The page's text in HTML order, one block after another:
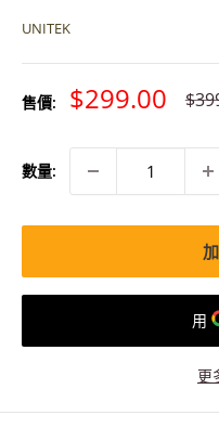
UNITEK
售價: 特
$299.00 原
價
數量:
更